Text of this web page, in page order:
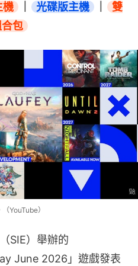
機 光碟版主機
雙
包
YouTube）
SIE）舉辦的
June 2026」遊戲發表